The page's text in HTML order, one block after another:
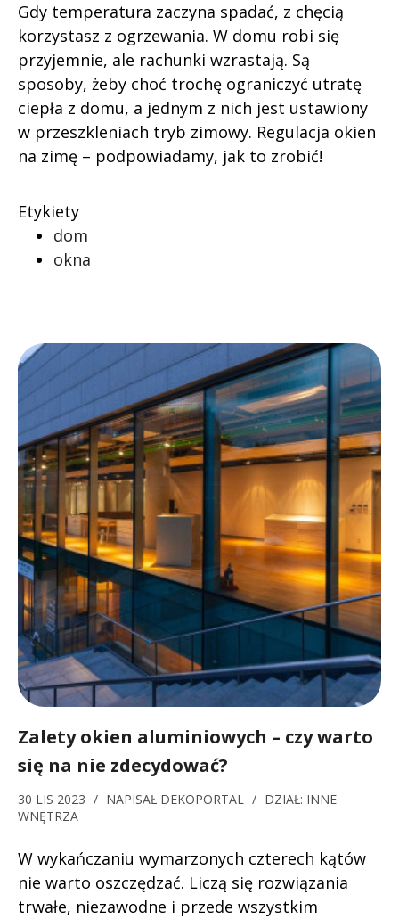
Gdy temperatura zaczyna spadać, z chęcią
korzystasz z ogrzewania. W domu robi się
przyjemnie, ale rachunki wzrastają. Są
sposoby, żeby choć trochę ograniczyć utratę
ciepła z domu, a jednym z nich jest ustawiony
w przeszkleniach tryb zimowy. Regulacja okien
na zimę – podpowiadamy, jak to zrobić!
Etykiety
dom
okna
Zalety okien aluminiowych – czy warto
się na nie zdecydować?
30 LIS 2023 / NAPISAŁ DEKOPORTAL / DZIAŁ: INNE
WNĘTRZA
W wykańczaniu wymarzonych czterech kątów
nie warto oszczędzać. Liczą się rozwiązania
trwałe, niezawodne i przede wszystkim